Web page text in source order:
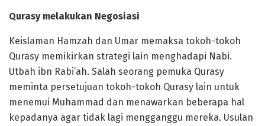
Qurasy melakukan Negosiasi
Keislaman Hamzah dan Umar memaksa tokoh-tokoh
Qurasy memikirkan strategi lain menghadapi Nabi.
Utbah ibn Rabi’ah. Salah seorang pemuka Qurasy
meminta persetujuan tokoh-tokoh Qurasy lain untuk
menemui Muhammad dan menawarkan beberapa hal
kepadanya agar tidak lagi mengganggu mereka. Usulan